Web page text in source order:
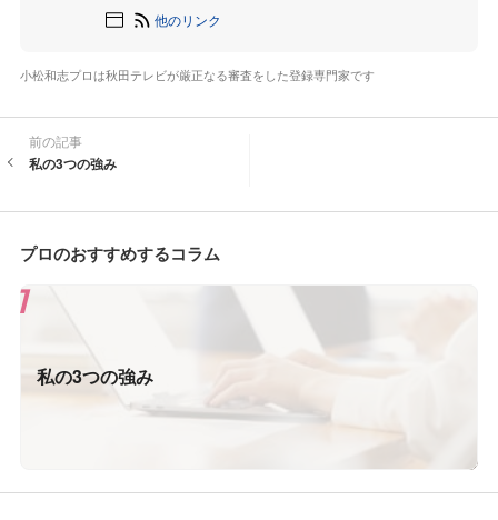
他のリンク
小松和志プロは秋田テレビが厳正なる審査をした登録専門家です
前の記事
私の3つの強み
プロのおすすめするコラム
私の3つの強み